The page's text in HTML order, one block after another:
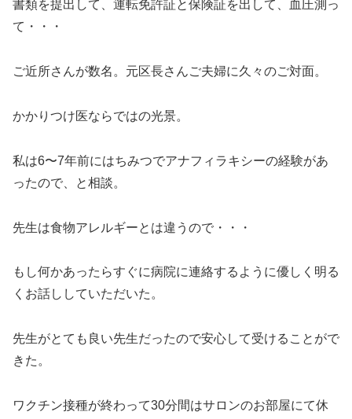
書類を提出して、運転免許証と保険証を出して、血圧測っ
て・・・
ご近所さんが数名。元区長さんご夫婦に久々のご対面。
かかりつけ医ならではの光景。
私は6〜7年前にはちみつでアナフィラキシーの経験があ
ったので、と相談。
先生は食物アレルギーとは違うので・・・
もし何かあったらすぐに病院に連絡するように優しく明る
くお話ししていただいた。
先生がとても良い先生だったので安心して受けることがで
きた。
ワクチン接種が終わって30分間はサロンのお部屋にて休